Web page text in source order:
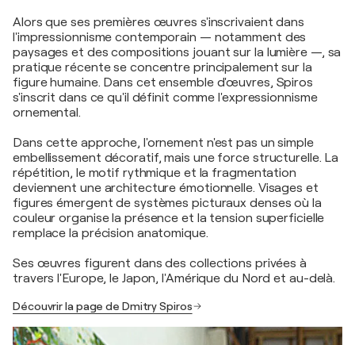
Alors que ses premières œuvres s'inscrivaient dans
l'impressionnisme contemporain — notamment des
paysages et des compositions jouant sur la lumière —, sa
pratique récente se concentre principalement sur la
figure humaine. Dans cet ensemble d'œuvres, Spiros
s'inscrit dans ce qu'il définit comme l'expressionnisme
ornemental.
Dans cette approche, l'ornement n'est pas un simple
embellissement décoratif, mais une force structurelle. La
répétition, le motif rythmique et la fragmentation
deviennent une architecture émotionnelle. Visages et
figures émergent de systèmes picturaux denses où la
couleur organise la présence et la tension superficielle
remplace la précision anatomique.
Ses œuvres figurent dans des collections privées à
travers l'Europe, le Japon, l'Amérique du Nord et au-delà.
Découvrir la page de Dmitry Spiros